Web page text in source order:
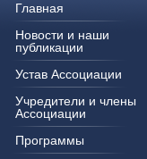
Главная
Новости и наши
публикации
Устав Ассоциации
Учредители и члены
Ассоциации
Программы